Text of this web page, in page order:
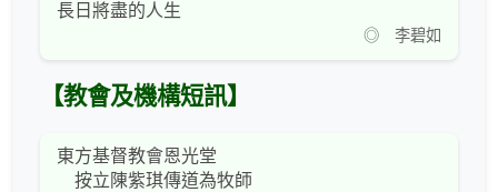
長日將盡的人生
◎ 李碧如
【教會及機構短訊】
東方基督教會恩光堂
按立陳紫琪傳道為牧師